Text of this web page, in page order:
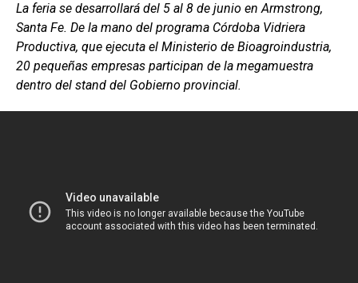
ce
b
o
o
k
at
s
A
p
p
ke
dI
n
m
p
ar
tir
La feria se desarrollará del 5 al 8 de junio en Armstrong,
Santa Fe. De la mano del programa Córdoba Vidriera
Productiva, que ejecuta el Ministerio de Bioagroindustria,
20 pequeñas empresas participan de la megamuestra
dentro del stand del Gobierno provincial.